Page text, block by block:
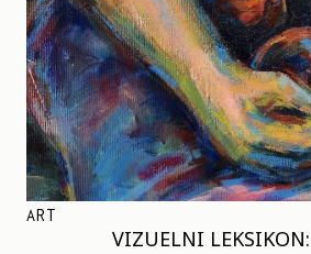
ART
VIZUELNI